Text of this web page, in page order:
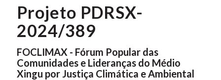
Projeto PDRSX-
2024/389
FOCLIMAX - Fórum Popular das
Comunidades e Lideranças do Médio
Xingu por Justiça Climática e Ambiental